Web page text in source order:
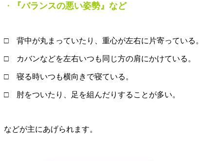
・ 『バランスの悪い姿勢 』 など
□ 背中が丸まっていたり、重心が左右に片寄っている。
□ カバンなどを左右いつも同じ方の肩にかけている。
□ 寝る時いつも横向きで寝ている。
□ 肘をついたり、足を組んだりすることが多い。
などが主にあげられます。